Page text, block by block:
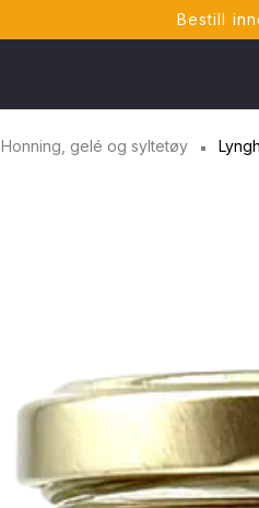
Bestill
Honning, gelé og syltetøy